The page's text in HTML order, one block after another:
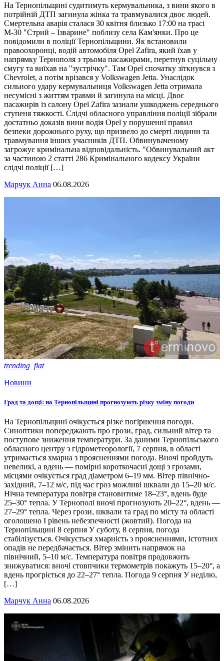
На Тернопільщині судитимуть кермувальника, з вини якого в
потрійній ДТП загинула жінка та травмувалися двоє людей.
Смертельна аварія сталася 30 квітня близько 17:00 на трасі
М-30 "Стрий – Ізварине" поблизу села Кам'янки. Про це
повідомили в поліції Тернопільщини. Як встановили
правоохоронці, водій автомобіля Opel Zafira, який їхав у
напрямку Тернополя з трьома пасажирами, перетнув суцільну
смугу та виїхав на "зустрічку". Там Opel спочатку зіткнувся з
Chevrolet, а потім врізався у Volkswagen Jetta. Унаслідок
сильного удару кермувальниця Volkswagen Jetta отримала
несумісні з життям травми й загинула на місці. Двоє
пасажирів із салону Opel Zafira зазнали ушкоджень середнього
ступеня тяжкості. Слідчі обласного управління поліції зібрали
достатньо доказів вини водія Opel у порушенні правил
безпеки дорожнього руху, що призвело до смерті людини та
травмування інших учасників ДТП. Обвинуваченому
загрожує кримінальна відповідальність. "Обвинувальний акт
за частиною 2 статті 286 Кримінального кодексу України
слідчі поліції […]
Марчук Анна 06.08.2026
trending_flat
Новини
Град та дощі: на Тернопільщині прогнозують різку зміну погоди
На Тернопільщині очікується різке погіршення погоди.
Синоптики попереджають про грози, град, сильний вітер та
поступове зниження температури. За даними Тернопільського
обласного центру з гідрометеорології, 7 серпня, в області
утримається хмарна з проясненнями погода. Вночі пройдуть
невеликі, а вдень — помірні короткочасні дощі з грозами,
місцями очікується град діаметром 6–19 мм. Вітер північно-
західний, 7–12 м/с, під час гроз можливі шквали до 15–20 м/с.
Нічна температура повітря становитиме 18–23°, вдень буде
25–30° тепла. У Тернополі вночі прогнозують 20–22°, вдень —
27–29° тепла. Через грози, шквали та град по місту та області
оголошено І рівень небезпечності (жовтий). Погода на
Тернопільщині 8 серпня У суботу, 8 серпня, погода
стабілізується. Очікується хмарність з проясненнями, істотних
опадів не передбачається. Вітер змінить напрямок на
північний, 5–10 м/с. Температура повітря продовжить
знижуватися: вночі стовпчики термометрів покажуть 15–20°, а
вдень прогріється до 22–27° тепла. Погода 9 серпня У неділю,
[…]
Марчук Анна 06.08.2026